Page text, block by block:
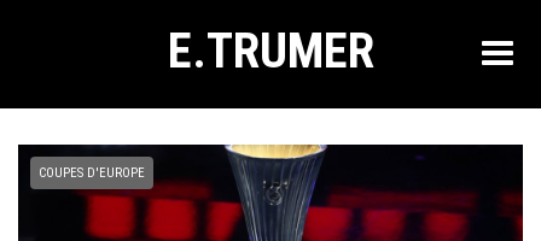
E.TRUMER
COUPES D'EUROPE